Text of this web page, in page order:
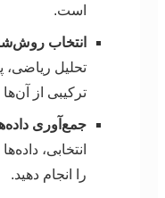
است.
انتخاب
تحلیل ریاضی،
ترکیبی از
جمع‌آوری
انتخابی،
را انجام دهید.